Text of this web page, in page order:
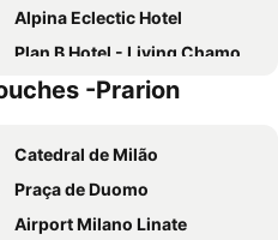
Alpina Eclectic Hotel
Plan B Hotel - Living Chamonix
Vert Lodge Chamonix
Hôtel Le Labrador
Chalet Hôtel du Bois
Chalet Hotel Les Campanules
-Prarion
Catedral de Milão
Praça de Duomo
Airport Milano Linate